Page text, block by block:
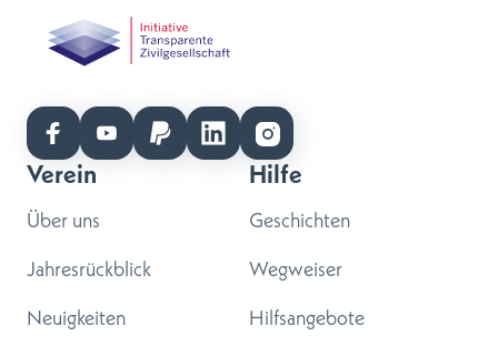
Verein
Über uns
Jahresrückblick
Neuigkeiten
Hilfe
Geschichten
Wegweiser
Hilfsangebote